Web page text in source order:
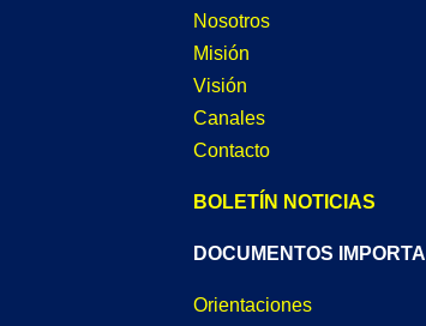
Nosotros
Misión
Visión
Canales
Contacto
BOLETÍN NOTICIAS
DOCUMENTOS
Orientaciones